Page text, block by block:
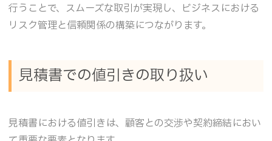
行うことで、スムーズな取引が実現し、ビジネスにおける
リスク管理と信頼関係の構築につながります。
見積書での値引きの取り扱い
見積書における値引きは、顧客との交渉や契約締結におい